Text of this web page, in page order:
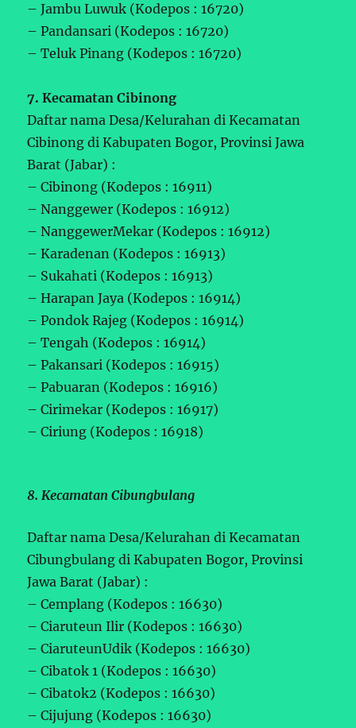
– Jambu Luwuk (Kodepos : 16720)
– Pandansari (Kodepos : 16720)
– Teluk Pinang (Kodepos : 16720)
7. Kecamatan Cibinong
Daftar nama Desa/Kelurahan di Kecamatan
Cibinong di Kabupaten Bogor, Provinsi Jawa
Barat (Jabar) :
– Cibinong (Kodepos : 16911)
– Nanggewer (Kodepos : 16912)
– NanggewerMekar (Kodepos : 16912)
– Karadenan (Kodepos : 16913)
– Sukahati (Kodepos : 16913)
– Harapan Jaya (Kodepos : 16914)
– Pondok Rajeg (Kodepos : 16914)
– Tengah (Kodepos : 16914)
– Pakansari (Kodepos : 16915)
– Pabuaran (Kodepos : 16916)
– Cirimekar (Kodepos : 16917)
– Ciriung (Kodepos : 16918)
8. Kecamatan Cibungbulang
Daftar nama Desa/Kelurahan di Kecamatan
Cibungbulang di Kabupaten Bogor, Provinsi
Jawa Barat (Jabar) :
– Cemplang (Kodepos : 16630)
– Ciaruteun Ilir (Kodepos : 16630)
– CiaruteunUdik (Kodepos : 16630)
– Cibatok 1 (Kodepos : 16630)
– Cibatok2 (Kodepos : 16630)
– Cijujung (Kodepos : 16630)